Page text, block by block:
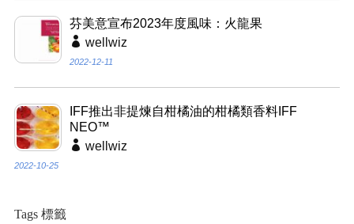
芬美意宣布2023年度風味：火龍果
wellwiz
2022-12-11
IFF推出非提煉自柑橘油的柑橘類香料IFF
NEO™
wellwiz
2022-10-25
Tags 標籤